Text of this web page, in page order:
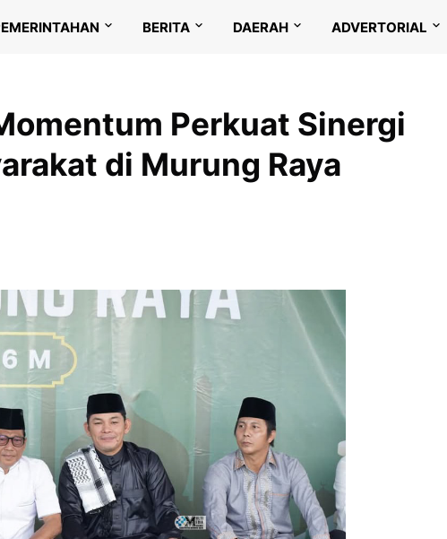
BERITA DAERAH ADVERTORIAL
Perkuat Sinergi
di Murung Raya